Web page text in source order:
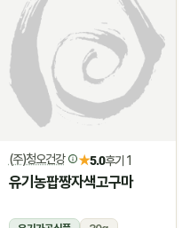
(주)청오건강 ★5.0후기 1
유기농팝짱자색고구마